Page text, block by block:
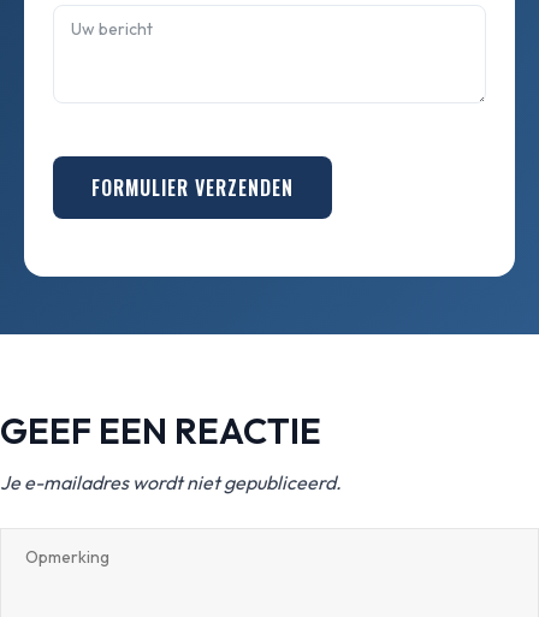
FORMULIER VERZENDEN
GEEF EEN REACTIE
Je e-mailadres wordt niet gepubliceerd.